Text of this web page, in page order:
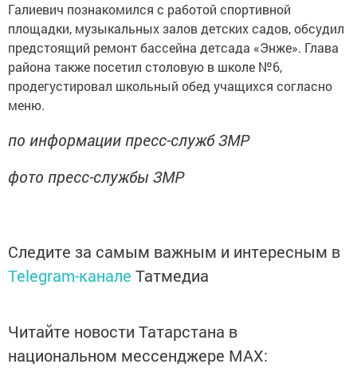
Галиевич познакомился с работой спортивной
площадки, музыкальных залов детских садов, обсудил
предстоящий ремонт бассейна детсада «Энже». Глава
района также посетил столовую в школе №6,
продегустировал школьный обед учащихся согласно
меню.
по информации пресс-служб ЗМР
фото пресс-службы ЗМР
Следите за самым важным и интересным в
Telegram-канале Татмедиа
Читайте новости Татарстана в
национальном мессенджере MАХ: